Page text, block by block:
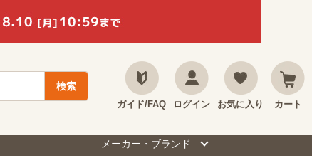
ガイド/FAQ ログイン お気に入り カート
メーカー・ブランド